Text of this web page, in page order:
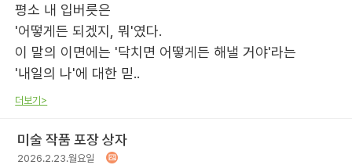
평소 내 입버릇은
'어떻게든 되겠지, 뭐'였다.
이 말의 이면에는 '닥치면 어떻게든 해낼 거야'라는
'내일의 나'에 대한 믿..
더보기>
미술 작품 포장 상자
2026.2.23.월요일